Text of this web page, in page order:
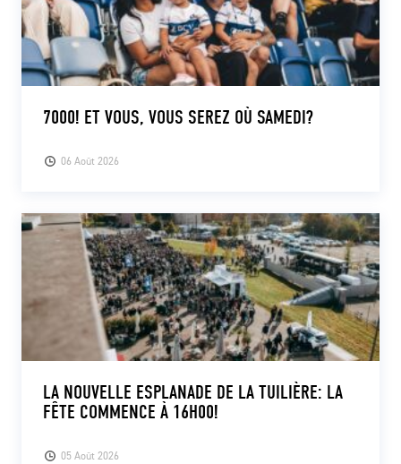
06 Août 2026
7000! ET VOUS, VOUS SEREZ OÙ SAMEDI?
05 Août 2026
LA NOUVELLE ESPLANADE DE LA TUILIÈRE: LA
FÊTE COMMENCE À 16H00!